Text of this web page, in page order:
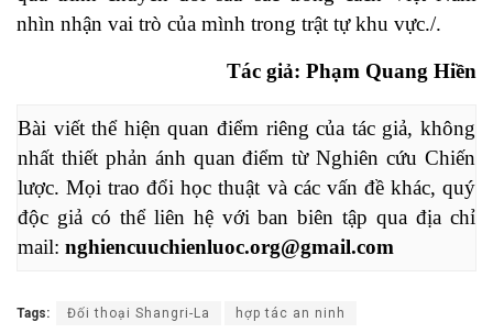
nhìn nhận vai trò của mình trong trật tự khu vực./.
Tác giả: Phạm Quang Hiền
Bài viết thể hiện quan điểm riêng của tác giả, không
nhất thiết phản ánh quan điểm từ Nghiên cứu Chiến
lược. Mọi trao đổi học thuật và các vấn đề khác, quý
độc giả có thể liên hệ với ban biên tập qua địa chỉ
mail: nghiencuuchienluoc.org@gmail.com
Tags: Đối thoại Shangri-La hợp tác an ninh